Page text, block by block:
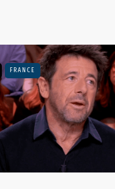
FRANCE